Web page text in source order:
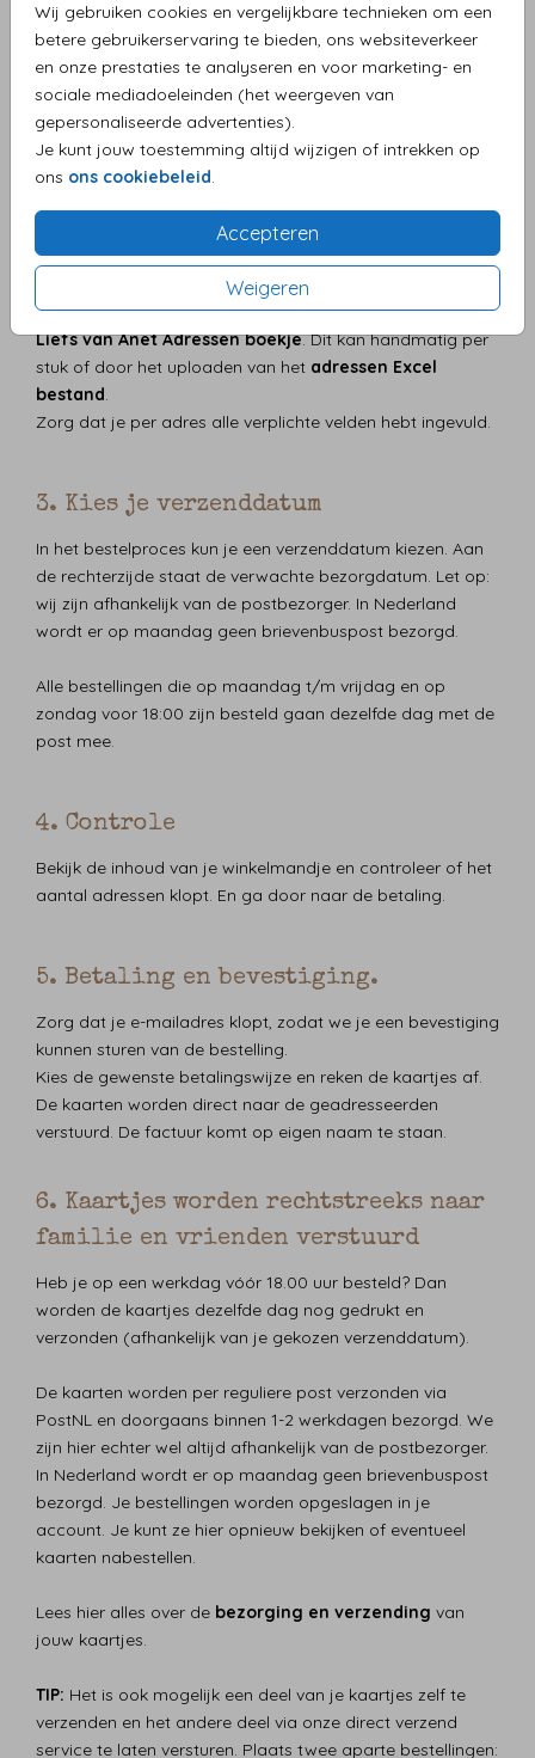
Wij gebruiken cookies en vergelijkbare technieken om een
betere gebruikerservaring te bieden, ons websiteverkeer
en onze prestaties te analyseren en voor marketing- en
sociale mediadoeleinden (het weergeven van
gepersonaliseerde advertenties).
Je kunt jouw toestemming altijd wijzigen of intrekken op
ons ons cookiebeleid.
Accepteren
Weigeren
Voeg nu jouw adressen toe:
De adressen kun je op twee manieren invoeren bij het
Liefs van Anet Adressen boekje. Dit kan handmatig per
stuk of door het uploaden van het adressen Excel
bestand
Zorg dat je per adres alle verplichte velden hebt ingevuld.
3. Kies je verzenddatum
In het bestelproces kun je een verzenddatum kiezen. Aan
de rechterzijde staat de verwachte bezorgdatum. Let op:
wij zijn afhankelijk van de postbezorger. In Nederland
wordt er op maandag geen brievenbuspost bezorgd.
Alle bestellingen die op maandag t/m vrijdag en op
zondag voor 18:00 zijn besteld gaan dezelfde dag met de
post mee.
4. Controle
Bekijk de inhoud van je winkelmandje en controleer of het
aantal adressen klopt. En ga door naar de betaling.
5. Betaling en bevestiging.
Zorg dat je e-mailadres klopt, zodat we je een bevestiging
kunnen sturen van de bestelling.
Kies de gewenste betalingswijze en reken de kaartjes af.
De kaarten worden direct naar de geadresseerden
verstuurd. De factuur komt op eigen naam te staan.
6. Kaartjes worden rechtstreeks naar
familie en vrienden verstuurd
Heb je op een werkdag vóór 18.00 uur besteld? Dan
worden de kaartjes dezelfde dag nog gedrukt en
verzonden (afhankelijk van je gekozen verzenddatum).
De kaarten worden per reguliere post verzonden via
PostNL en doorgaans binnen 1-2 werkdagen bezorgd. We
zijn hier echter wel altijd afhankelijk van de postbezorger.
In Nederland wordt er op maandag geen brievenbuspost
bezorgd. Je bestellingen worden opgeslagen in je
account. Je kunt ze hier opnieuw bekijken of eventueel
kaarten nabestellen.
Lees hier alles over de bezorging en verzending van
jouw kaartjes.
TIP: Het is ook mogelijk een deel van je kaartjes zelf te
verzenden en het andere deel via onze direct verzend
service te laten versturen. Plaats twee aparte bestellingen: